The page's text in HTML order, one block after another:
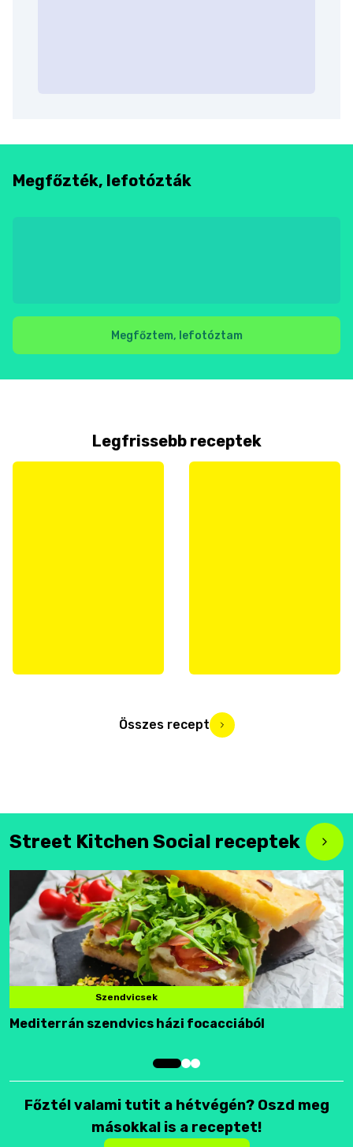
Megfőzték, lefotózták
Megfőztem, lefotóztam
Legfrissebb receptek
Összes recept
Street Kitchen Social receptek
Szendvicsek
Mediterrán szendvics házi focacciából
Főztél valami tutit a hétvégén? Oszd meg
másokkal is a receptet!